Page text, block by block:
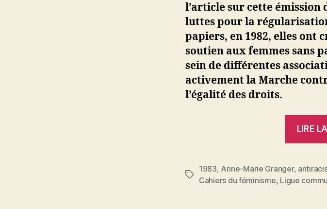
l’article sur cette émission
luttes pour la
papiers, en 1982, elles ont
soutien aux femmes sans
sein de différentes
activement la Marche
l’égalité des droits.
LIRE
Étiquettes
1983, Anne-Marie Granger,
Cahiers du féminisme, Ligue